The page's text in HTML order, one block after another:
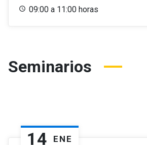
09:00 a 11:00 horas
Seminarios
14 ENE